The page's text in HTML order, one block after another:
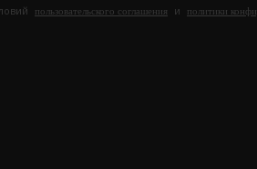
пользовательского соглашения и политики